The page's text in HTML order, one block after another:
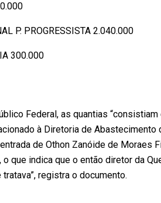
P. PROGRESSISTA 2.040.000
300.000
Federal, as quantias
à Diretoria de
de Othon Zanóide de Moraes
que indica que o então diretor da
registra o documento.